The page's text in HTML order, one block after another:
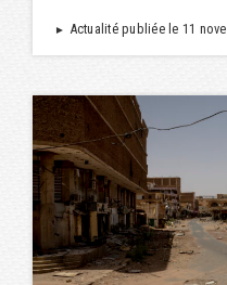
► Actualité publiée le 11